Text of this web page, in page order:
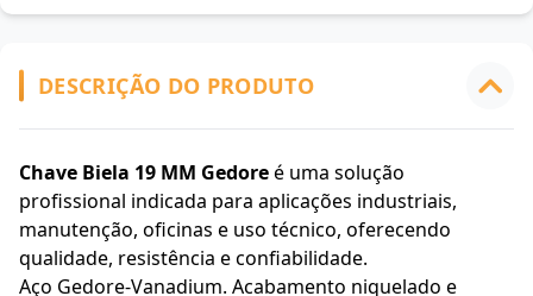
DESCRIÇÃO DO PRODUTO
Chave Biela 19 MM Gedoreé uma solução
profissional indicada para aplicações industriais,
manutenção, oficinas e uso técnico, oferecendo
qualidade, resistência e confiabilidade.
Aço Gedore-Vanadium. Acabamento niquelado e